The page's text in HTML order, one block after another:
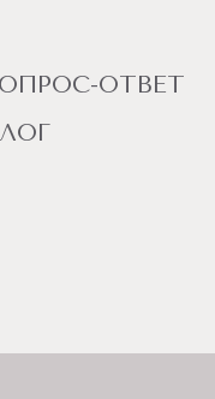
ОТВЕТ